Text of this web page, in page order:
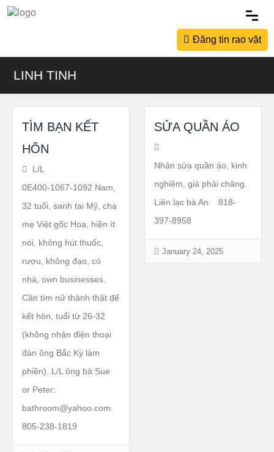
Đăng tin rao vặt
LINH TINH
TÌM BẠN KẾT
HÔN
L/L
0E400-1067-1092 Nam,
32 tuổi, sanh tại Mỹ, cha
mẹ Việt gốc Hoa, hiền ít
nói, không hút thuốc,
rượu, không đạo, có
nhà, own businesses.
Cần tìm nữ thành thật để
kết hôn, tuổi từ 26-32
(không nhận điện thoại
đàn ông Bắc Kỳ làm
phiền). L/L ông bà Sue
or Peter:
bathroom@yahoo.com.
805-238-1819
SỬA QUẦN ÁO
Nhận sửa quần áo, kinh
nghiệm, giá phải chăng.
Liên lạc bà An: 818-
397-8958
January 24, 2025